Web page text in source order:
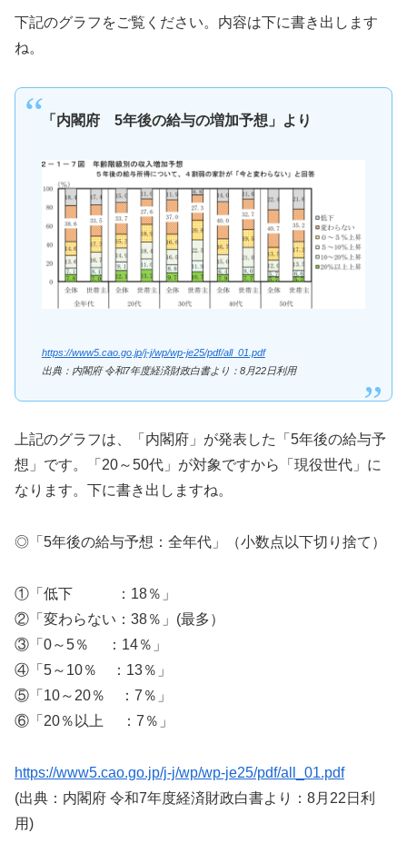
下記のグラフをご覧ください。内容は下に書き出します
ね。
「内閣府 5年後の給与の増加予想」より
https://www5.cao.go.jp/j-j/wp/wp-je25/pdf/all_01.pdf
出典：内閣府 令和7年度経済財政白書より：8月22日利用
上記のグラフは、「内閣府」が発表した「5年後の給与予
想」です。「20～50代」が対象ですから「現役世代」に
なります。下に書き出しますね。
◎「5年後の給与予想：全年代」（小数点以下切り捨て）
①「低下 ：18％」
②「変わらない：38％」(最多）
③「0～5％ ：14％」
④「5～10％ ：13％」
⑤「10～20％ ：7％」
⑥「20％以上 ：7％」
https://www5.cao.go.jp/j-j/wp/wp-je25/pdf/all_01.pdf
(出典：内閣府 令和7年度経済財政白書より：8月22日利
用)